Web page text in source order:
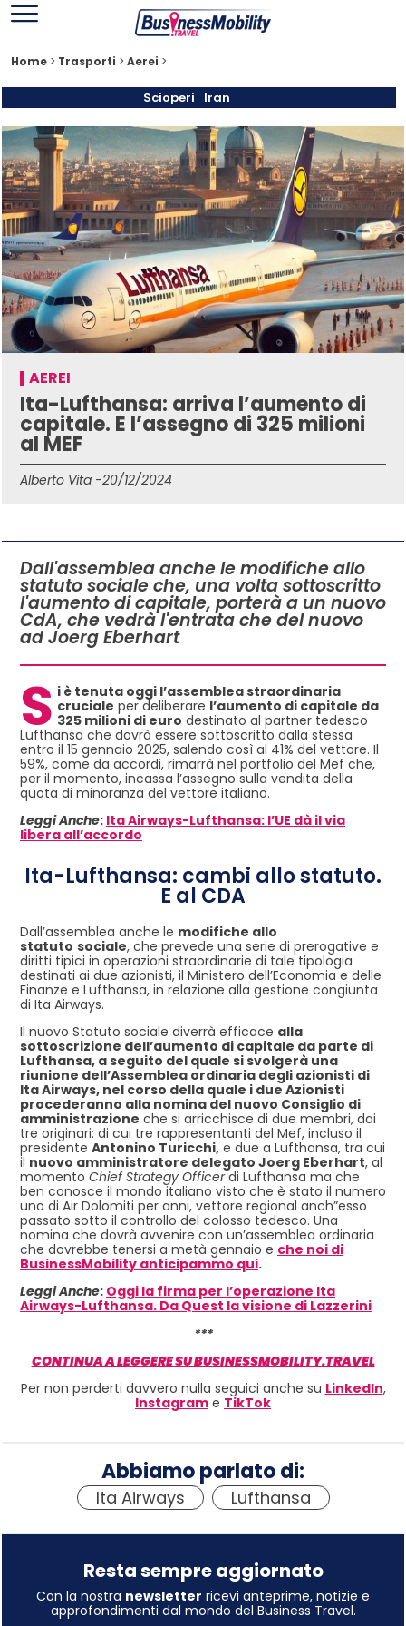
Home > Trasporti > Aerei >
Scioperi Iran
AEREI
Ita-Lufthansa: arriva l’aumento di
capitale. E l’assegno di 325 milioni
al MEF
Alberto Vita -20/12/2024
Dall'assemblea anche le modifiche allo
statuto sociale che, una volta sottoscritto
l'aumento di capitale, porterà a un nuovo
CdA, che vedrà l'entrata che del nuovo
ad Joerg Eberhart
S i è tenuta oggi l’assemblea straordinaria
cruciale per deliberare l’aumento di capitale da
325 milioni di euro destinato al partner tedesco
Lufthansa che dovrà essere sottoscritto dalla stessa
entro il 15 gennaio 2025, salendo così al 41% del vettore. Il
59%, come da accordi, rimarrà nel portfolio del Mef che,
per il momento, incassa l’assegno sulla vendita della
quota di minoranza del vettore italiano.
Leggi Anche: Ita Airways-Lufthansa: l’UE dà il via
libera all’accordo
Ita-Lufthansa: cambi allo statuto.
E al CDA
Dall’assemblea anche le modifiche allo
statuto sociale, che prevede una serie di prerogative e
diritti tipici in operazioni straordinarie di tale tipologia
destinati ai due azionisti, il Ministero dell’Economia e delle
Finanze e Lufthansa, in relazione alla gestione congiunta
di Ita Airways.
Il nuovo Statuto sociale diverrà efficace alla
sottoscrizione dell’aumento di capitale da parte di
Lufthansa, a seguito del quale si svolgerà una
riunione dell’Assemblea ordinaria degli azionisti di
Ita Airways, nel corso della quale i due Azionisti
procederanno alla nomina del nuovo Consiglio di
amministrazione che si arricchisce di due membri, dai
tre originari: di cui tre rappresentanti del Mef, incluso il
presidente Antonino Turicchi, e due a Lufthansa, tra cui
il nuovo amministratore delegato Joerg Eberhart, al
momento Chief Strategy Officerdi Lufthansa ma che
ben conosce il mondo italiano visto che è stato il numero
uno di Air Dolomiti per anni, vettore regional anch”esso
passato sotto il controllo del colosso tedesco. Una
nomina che dovrà avvenire con un’assemblea ordinaria
che dovrebbe tenersi a metà gennaio e che noi di
BusinessMobility anticipammo qui.
Leggi Anche: Oggi la firma per l’operazione Ita
Airways-Lufthansa. Da Quest la visione di Lazzerini
***
CONTINUA A LEGGERE SU BUSINESSMOBILITY.TRAVEL
Per non perderti davvero nulla seguici anche su LinkedIn,
Instagram e TikTok
Abbiamo parlato di:
Ita Airways , Lufthansa
Resta sempre aggiornato
Con la nostra newsletter ricevi anteprime, notizie e
approfondimenti dal mondo del Business Travel.